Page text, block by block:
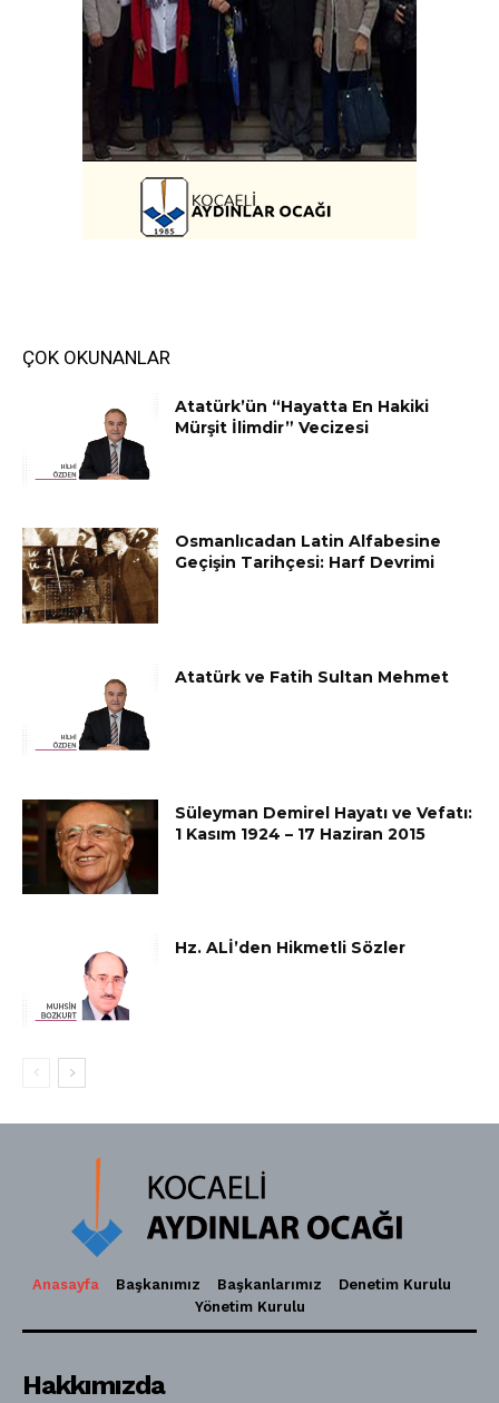
ÇOK OKUNANLAR
Atatürk’ün “Hayatta En Hakiki
Mürşit İlimdir” Vecizesi
Osmanlıcadan Latin Alfabesine
Geçişin Tarihçesi: Harf Devrimi
Atatürk ve Fatih Sultan Mehmet
Süleyman Demirel Hayatı ve Vefatı:
1 Kasım 1924 – 17 Haziran 2015
Hz. ALİ’den Hikmetli Sözler
Anasayfa Başkanımız Başkanlarımız
Denetim Kurulu
Yönetim Kurulu
Hakkımızda